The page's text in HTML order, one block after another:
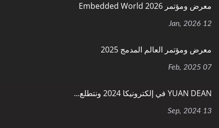
معرض ومؤتمر Embedded World 2026
12 Jan, 2026
معرض ومؤتمر العالم المدمج 2025
07 Feb, 2025
YUAN DEAN في إلكترونيكا 2024 ونتطلع...
13 Sep, 2024